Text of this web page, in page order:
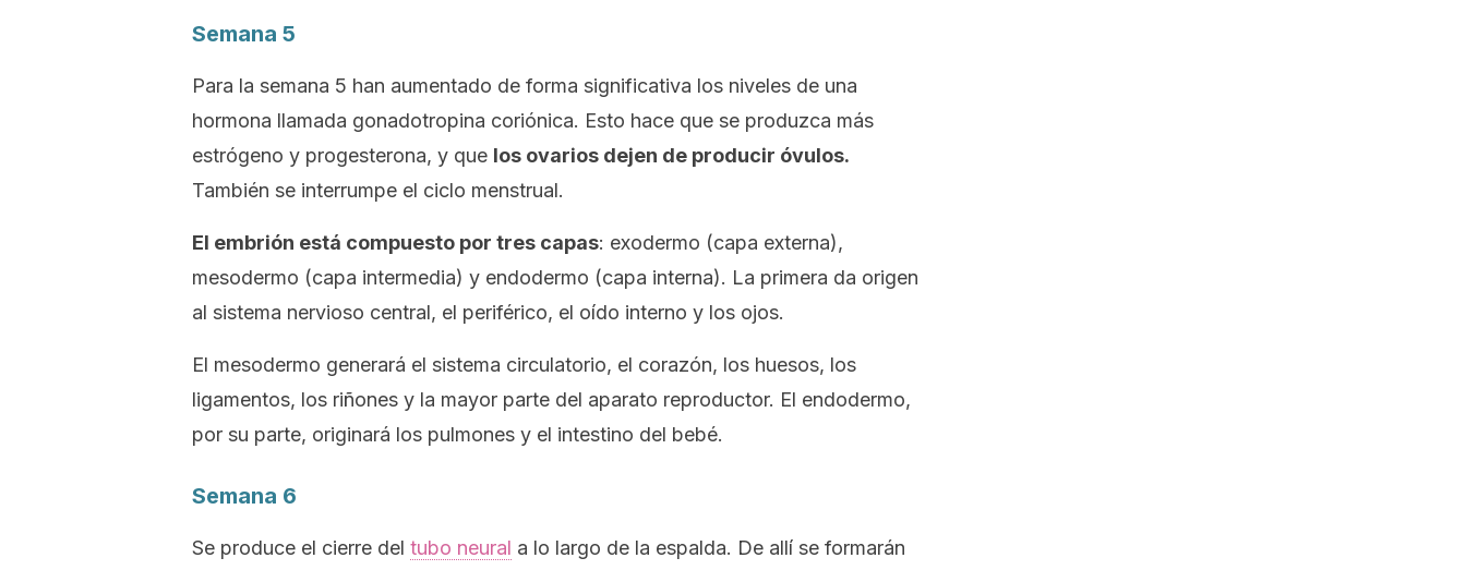
Semana 5
Para la semana 5 han aumentado de forma significativa los niveles de una
hormona llamada gonadotropina coriónica. Esto hace que se produzca más
estrógeno y progesterona, y que los ovarios dejen de producir óvulos.
También se interrumpe el ciclo menstrual.
El embrión está compuesto por tres capas: exodermo (capa externa),
mesodermo (capa intermedia) y endodermo (capa interna). La primera da origen
al sistema nervioso central, el periférico, el oído interno y los ojos.
El mesodermo generará el sistema circulatorio, el corazón, los huesos, los
ligamentos, los riñones y la mayor parte del aparato reproductor. El endodermo,
por su parte, originará los pulmones y el intestino del bebé.
Semana 6
Se produce el cierre del tubo neural a lo largo de la espalda. De allí se formarán